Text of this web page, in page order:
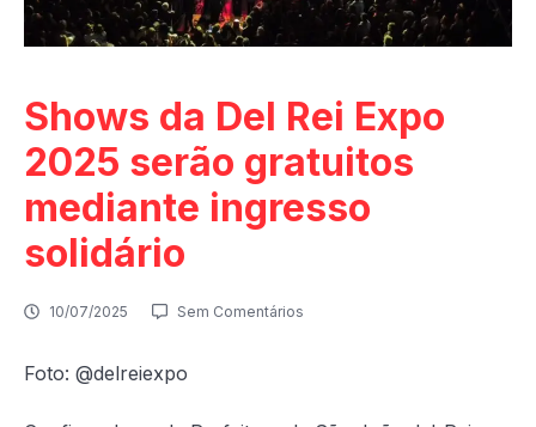
Shows da Del Rei Expo
2025 serão gratuitos
mediante ingresso
solidário
10/07/2025 Sem Comentários
Foto: @delreiexpo